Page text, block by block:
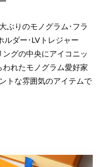
ぶりのモノグラム･フラ
ルダー･LVトレジャー
ングの中央にアイコニッ
れたモノグラム愛好家
トな雰囲気のアイテムで